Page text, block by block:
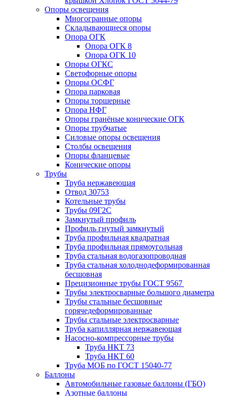
Опоры освещения
Многогранные опоры
Складывающиеся опоры
Опора ОГК
Опора ОГК 8
Опора ОГК 10
Опоры ОГКС
Светофорные опоры
Опоры ОСФГ
Опора парковая
Опоры торшерные
Опора НФГ
Опоры гранёные конические ОГК
Опоры трубчатые
Силовые опоры освещения
Столбы освещения
Опоры фланцевые
Конические опоры
Трубы
Труба нержавеющая
Отвод 30753
Котельные трубы
Трубы 09Г2С
Замкнутый профиль
Профиль гнутый замкнутый
Труба профильная квадратная
Труба профильная прямоугольная
Труба стальная водогазопроводная
Труба стальная холоднодеформированная
бесшовная
Прецизионные трубы ГОСТ 9567
Трубы электросварные большого диаметра
Трубы стальные бесшовные
горячедеформированные
Трубы стальные электросварные
Труба капиллярная нержавеющая
Насосно-компрессорные трубы
Труба НКТ 73
Труба НКТ 60
Труба МОБ по ГОСТ 15040-77
Баллоны
Автомобильные газовые баллоны (ГБО)
Азотные баллоны